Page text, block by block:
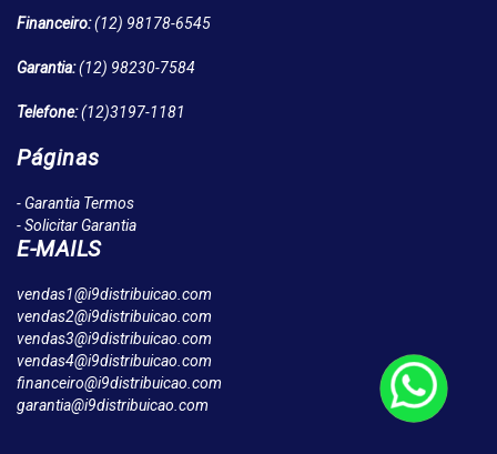
Financeiro:(12) 98178-6545
Garantia:(12) 98230-7584
Telefone:(12)3197-1181
Páginas
- Garantia Termos
- Solicitar Garantia
E-MAILS
vendas1@i9distribuicao.com
vendas2@i9distribuicao.com
vendas3@i9distribuicao.com
vendas4@i9distribuicao.com
financeiro@i9distribuicao.com
garantia@i9distribuicao.com